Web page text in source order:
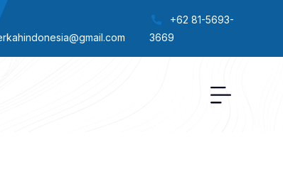
+62 81-5693-
3669